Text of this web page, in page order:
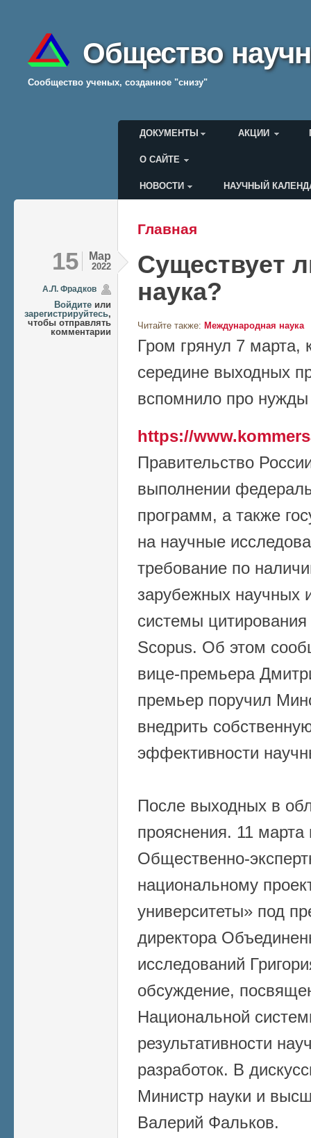
Общество
Cообщество ученых, созданное "снизу"
Главное меню
ДОКУМЕНТЫ АКЦИИ
О САЙТЕ
Меню пользователя
НОВОСТИ НАУЧНЫЙ
Вы здесь
Главная
15 Мар
2022
А.Л. Фрадков
Войдите или
зарегистрируйтесь,
чтобы отправлять
комментарии
Существует
наука?
Читайте также: Международная наука
Гром грянул 7 марта,
середине выходных
вспомнило про нужды
https://
Правительство
выполнении
программ, а также
на научные
требование по
зарубежных научных
системы
Scopus. Об этом
вице-премьера
премьер поручил
внедрить
эффективности
После выходных в
прояснения. 11 марта
Общественно-
национальному
университеты» под
директора
исследований
обсуждение,
Национальной
результативности
разработок. В
Министр науки и
Валерий Фальков.